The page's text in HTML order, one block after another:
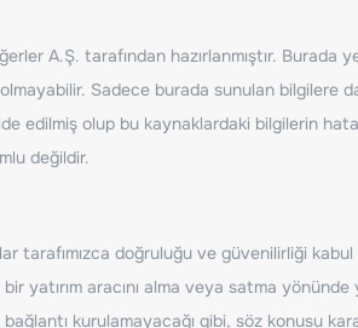
A.Ş. tarafından hazırlanmıştır. Burada
Sadece burada sunulan bilgilere
edilmiş olup bu kaynaklardaki bilgilerin
değildir.
tarafımızca doğruluğu ve güvenilirliği kabul
yatırım aracını alma veya satma yönünde
kurulamayacağı gibi, söz konusu